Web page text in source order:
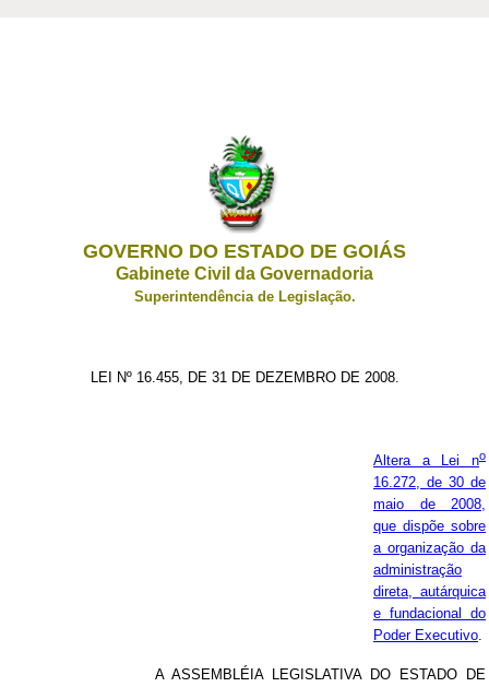
GOVERNO DO ESTADO DE GOIÁS
Gabinete Civil da Governadoria
Superintendência de Legislação.
LEI Nº 16.455, DE 31 DE DEZEMBRO DE 2008.
Altera a Lei no
16.272, de 30 de
maio de 2008,
que dispõe sobre
a organização da
administração
direta, autárquica
e fundacional do
Poder Executivo.
A ASSEMBLÉIA LEGISLATIVA DO ESTADO DE